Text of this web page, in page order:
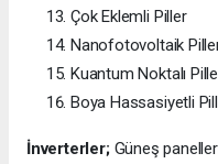
Çok Eklemli Piller
Nanofotovoltaik
Kuantum Noktalı
Boya Hassasiyetli
İnverterler;Güneş